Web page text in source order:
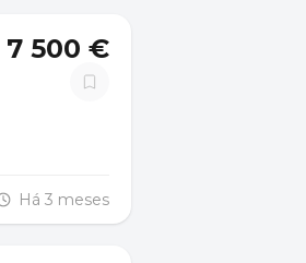
7 500 €
Há 3 meses